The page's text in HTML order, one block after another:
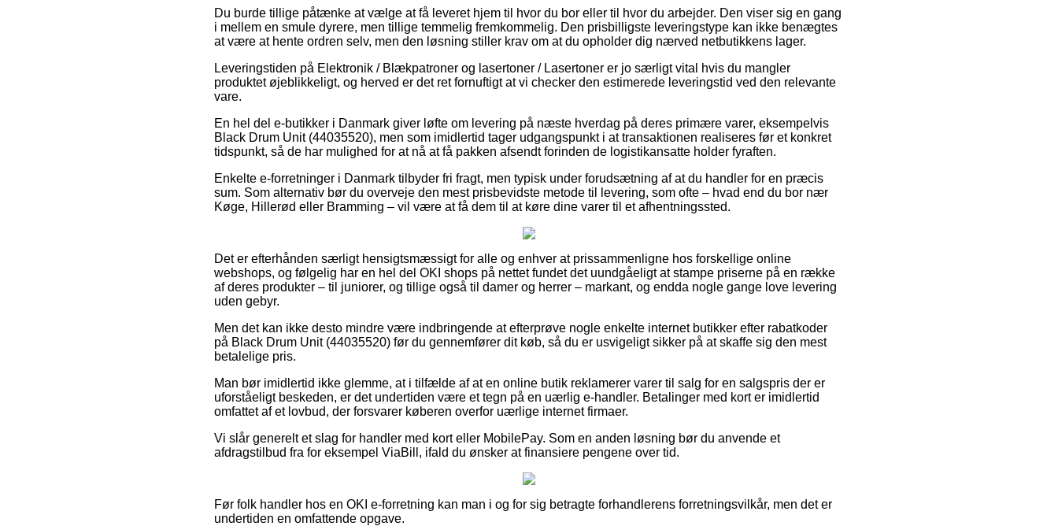
Du burde tillige påtænke at vælge at få leveret hjem til hvor du bor eller til hvor du arbejder. Den viser sig en gang
i mellem en smule dyrere, men tillige temmelig fremkommelig. Den prisbilligste leveringstype kan ikke benægtes
at være at hente ordren selv, men den løsning stiller krav om at du opholder dig nærved netbutikkens lager.
Leveringstiden på Elektronik / Blækpatroner og lasertoner / Lasertoner er jo særligt vital hvis du mangler
produktet øjeblikkeligt, og herved er det ret fornuftigt at vi checker den estimerede leveringstid ved den relevante
vare.
En hel del e-butikker i Danmark giver løfte om levering på næste hverdag på deres primære varer, eksempelvis
Black Drum Unit (44035520), men som imidlertid tager udgangspunkt i at transaktionen realiseres før et konkret
tidspunkt, så de har mulighed for at nå at få pakken afsendt forinden de logistikansatte holder fyraften.
Enkelte e-forretninger i Danmark tilbyder fri fragt, men typisk under forudsætning af at du handler for en præcis
sum. Som alternativ bør du overveje den mest prisbevidste metode til levering, som ofte – hvad end du bor nær
Køge, Hillerød eller Bramming – vil være at få dem til at køre dine varer til et afhentningssted.
Det er efterhånden særligt hensigtsmæssigt for alle og enhver at prissammenligne hos forskellige online
webshops, og følgelig har en hel del OKI shops på nettet fundet det uundgåeligt at stampe priserne på en række
af deres produkter – til juniorer, og tillige også til damer og herrer – markant, og endda nogle gange love levering
uden gebyr.
Men det kan ikke desto mindre være indbringende at efterprøve nogle enkelte internet butikker efter rabatkoder
på Black Drum Unit (44035520) før du gennemfører dit køb, så du er usvigeligt sikker på at skaffe sig den mest
betalelige pris.
Man bør imidlertid ikke glemme, at i tilfælde af at en online butik reklamerer varer til salg for en salgspris der er
uforståeligt beskeden, er det undertiden være et tegn på en uærlig e-handler. Betalinger med kort er imidlertid
omfattet af et lovbud, der forsvarer køberen overfor uærlige internet firmaer.
Vi slår generelt et slag for handler med kort eller MobilePay. Som en anden løsning bør du anvende et
afdragstilbud fra for eksempel ViaBill, ifald du ønsker at finansiere pengene over tid.
Før folk handler hos en OKI e-forretning kan man i og for sig betragte forhandlerens forretningsvilkår, men det er
undertiden en omfattende opgave.